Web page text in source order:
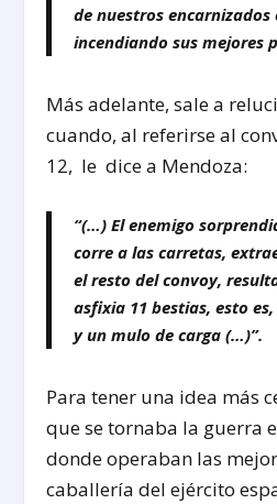
de nuestros encarnizados
incendiando sus mejores
Más adelante, sale a
cuando, al referirse al
12, le dice a Mendoza:
“(…) El enemigo
corre a las carretas,
el resto del convoy,
asfixia 11 bestias, esto
y un mulo de carga (…)”.
Para tener una idea más
que se tornaba la guerra
donde operaban las
caballería del ejército